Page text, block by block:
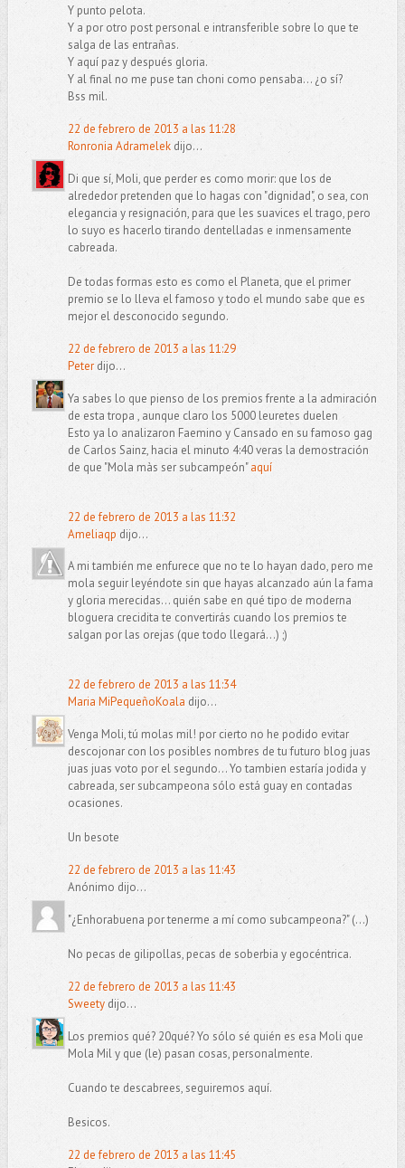
Y punto pelota.
Y a por otro post personal e intransferible sobre lo que te
salga de las entrañas.
Y aquí paz y después gloria.
Y al final no me puse tan choni como pensaba... ¿o sí?
Bss mil.
22 de febrero de 2013 a las 11:28
Ronronia Adramelekdijo...
Di que sí, Moli, que perder es como morir: que los de
alrededor pretenden que lo hagas con "dignidad", o sea, con
elegancia y resignación, para que les suavices el trago, pero
lo suyo es hacerlo tirando dentelladas e inmensamente
cabreada.
De todas formas esto es como el Planeta, que el primer
premio se lo lleva el famoso y todo el mundo sabe que es
mejor el desconocido segundo.
22 de febrero de 2013 a las 11:29
Peterdijo...
Ya sabes lo que pienso de los premios frente a la admiración
de esta tropa , aunque claro los 5000 leuretes duelen
Esto ya lo analizaron Faemino y Cansado en su famoso gag
de Carlos Sainz, hacia el minuto 4:40 veras la demostración
de que "Mola màs ser subcampeón"aquí
22 de febrero de 2013 a las 11:32
Ameliaqp dijo...
A mi también me enfurece que no te lo hayan dado, pero me
mola seguir leyéndote sin que hayas alcanzado aún la fama
y gloria merecidas... quién sabe en qué tipo de moderna
bloguera crecidita te convertirás cuando los premios te
salgan por las orejas (que todo llegará...) ;)
22 de febrero de 2013 a las 11:34
Maria MiPequeñoKoala dijo...
Venga Moli, tú molas mil! por cierto no he podido evitar
descojonar con los posibles nombres de tu futuro blog juas
juas juas voto por el segundo... Yo tambien estaría jodida y
cabreada, ser subcampeona sólo está guay en contadas
ocasiones.
Un besote
22 de febrero de 2013 a las 11:43
Anónimo dijo...
"¿Enhorabuena por tenerme a mí como subcampeona?" (...)
No pecas de gilipollas, pecas de soberbia y egocéntrica.
22 de febrero de 2013 a las 11:43
Sweetydijo...
Los premios qué? 20qué? Yo sólo sé quién es esa Moli que
Mola Mil y que (le) pasan cosas, personalmente.
Cuando te descabrees, seguiremos aquí.
Besicos.
22 de febrero de 2013 a las 11:45